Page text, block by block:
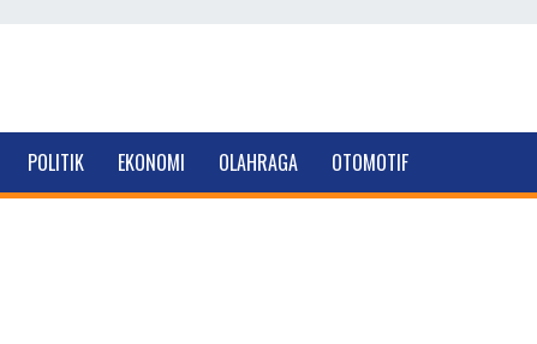
POLITIK EKONOMI OLAHRAGA OTOMOTIF